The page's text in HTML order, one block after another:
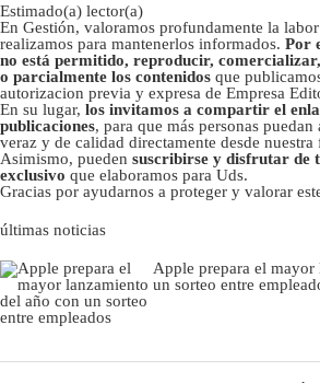
Estimado(a) lector(a)
En Gestión, valoramos profundamente la
realizamos para mantenerlos informados. Por
no está permitido, reproducir,
o parcialmente los contenidos que
autorizacion previa y expresa de Empresa
En su lugar, los invitamos a compartir el
publicaciones, para que más personas
veraz y de calidad directamente desde
Asimismo, pueden suscribirse y disfrutar de
exclusivo que elaboramos para Uds.
Gracias por ayudarnos a proteger y valorar
últimas noticias
Apple prepara el
un sorteo entre